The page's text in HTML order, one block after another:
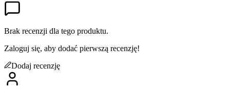
Brak recenzji dla tego produktu.
Zaloguj się, aby dodać pierwszą recenzję!
Dodaj recenzję